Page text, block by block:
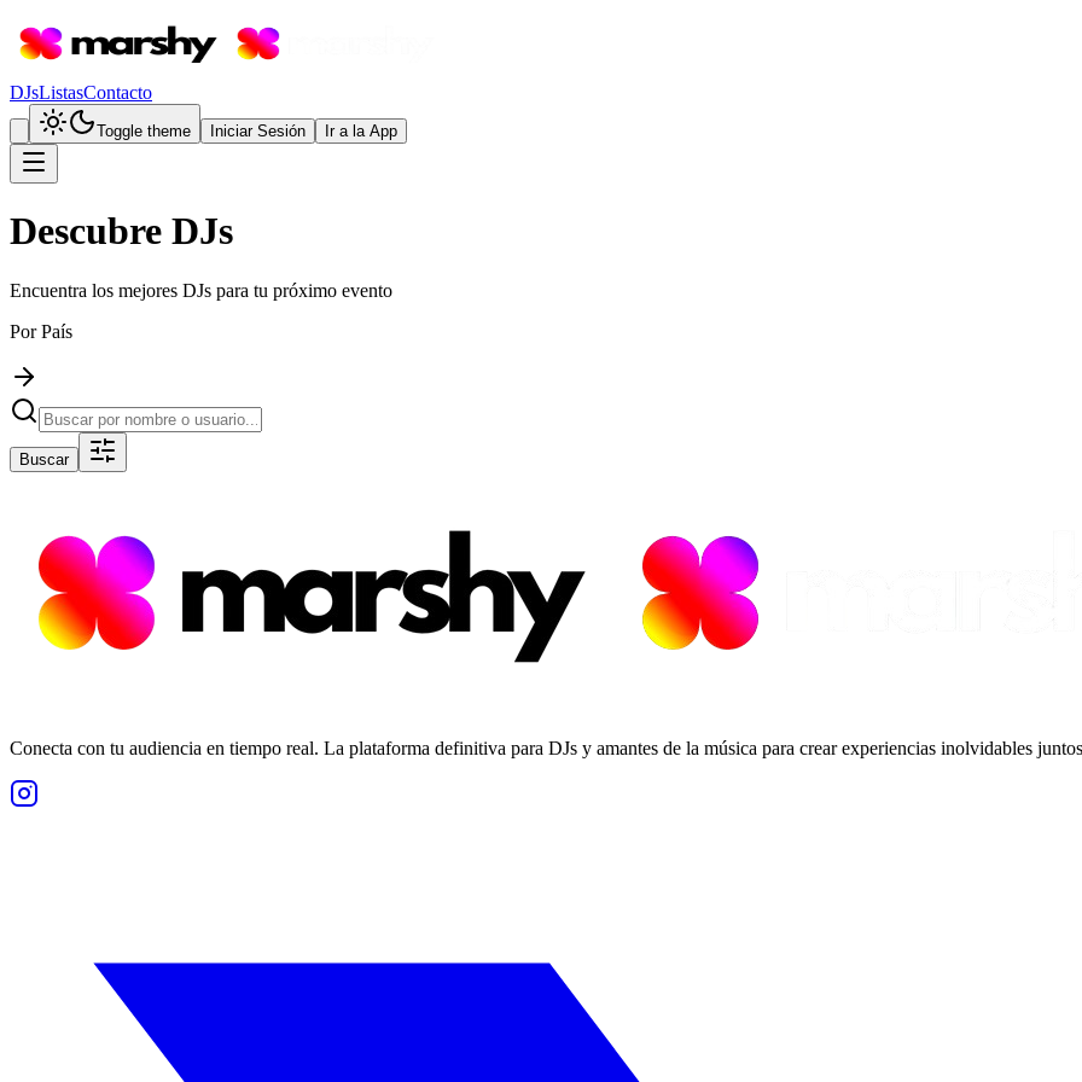
DJsListasContacto
Toggle theme Iniciar Sesión Ir a la App
Descubre DJs
Encuentra los mejores DJs para tu próximo evento
Por País
Buscar
Conecta con tu audiencia en tiempo real. La plataforma definitiva para DJs y amantes de la música para crear experiencias inolvidables